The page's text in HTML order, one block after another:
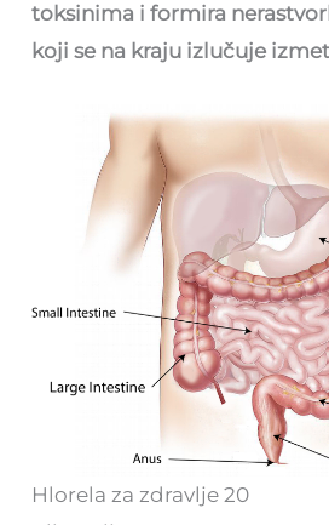
toksinima i formira
koji se na kraju izlučuje
Hlorela za zdravlje 20